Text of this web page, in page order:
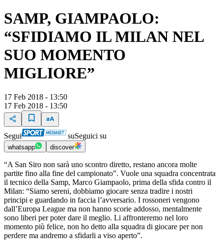
SAMP, GIAMPAOLO:
“SFIDIAMO IL MILAN NEL
SUO MOMENTO
MIGLIORE”
17 Feb 2018 - 13:50
17 Feb 2018 - 13:50
Segui suSeguici su
whatsapp discover
“A San Siro non sarà uno scontro diretto, restano ancora molte
partite fino alla fine del campionato”. Vuole una squadra concentrata
il tecnico della Samp, Marco Giampaolo, prima della sfida contro il
Milan: “Siamo sereni, dobbiamo giocare senza tradire i nostri
principi e guardando in faccia l’avversario. I rossoneri vengono
dall’Europa League ma non hanno scorie addosso, mentalmente
sono liberi per poter dare il meglio. Li affronteremo nel loro
momento più felice, non ho detto alla squadra di giocare per non
perdere ma andremo a sfidarli a viso aperto”.